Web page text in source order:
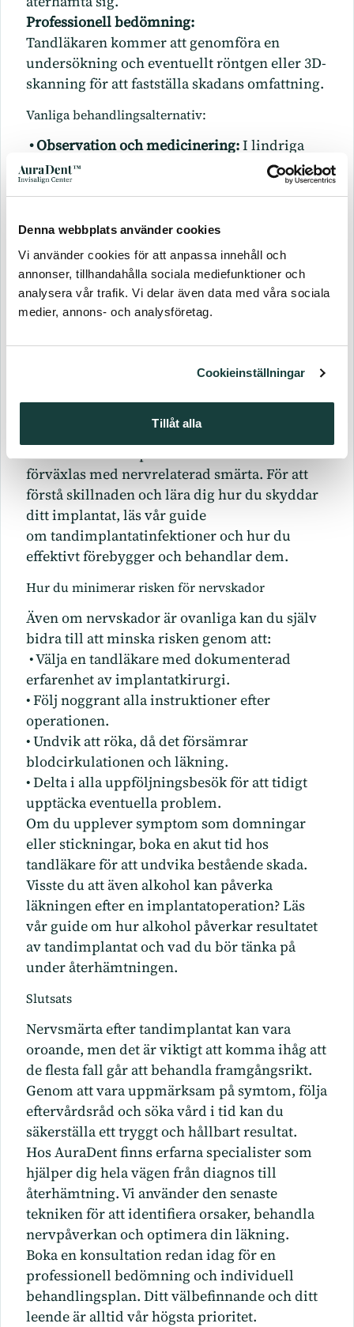
Denna webbplats använder cookies
Vi använder cookies för att anpassa innehåll och
annonser, tillhandahålla sociala mediefunktioner och
analysera vår trafik. Vi delar även data med våra sociala
medier, annons- och analysföretag.
Cookieinställningar
Tillåt alla
Professionell bedömning:
Tandläkaren kommer att genomföra en
undersökning och eventuellt röntgen eller 3D-
skanning för att fastställa skadans omfattning.
Vanliga behandlingsalternativ:
• Observation och medicinering:I lindriga
fall kan nerven läka av sig själv över tid.
Läkemedel kan ges för att minska
• Justering eller borttagning av
implantatet: Om nerven är under tryck kan
tandläkaren behöva lossa eller ta bort
implantatet för att avlasta området.
• Kirurgisk behandling:Vid mer omfattande
specialist.
Ofta sker förbättring gradvis över veckor eller
för att säkerställa bästa möjliga läkning.
förväxlas med nervrelaterad smärta. För att
förstå skillnaden och lära dig hur du skyddar
ditt implantat, läs vår guide
om tandimplantatinfektioneroch hur du
effektivt förebygger och behandlar dem.
Hur du minimerar risken för nervskador
Även om nervskador är ovanliga kan du själv
bidra till att minska risken genom att:
• Välja en tandläkare med dokumenterad
erfarenhet av implantatkirurgi.
• Följ noggrant alla instruktioner efter
operationen.
• Undvik att röka, då det försämrar
blodcirkulationen och läkning.
• Delta i alla uppföljningsbesök för att tidigt
upptäcka eventuella problem.
Om du upplever symptom som domningar
eller stickningar, boka en akut tid hos
tandläkare för att undvika bestående skada.
Visste du att även alkohol kan påverka
läkningen efter en implantatoperation? Läs
vår guide om hur alkohol påverkar resultatet
av tandimplantatoch vad du bör tänka på
under återhämtningen.
Slutsats
Nervsmärta efter tandimplantat kan vara
oroande, men det är viktigt att komma ihåg att
de flesta fall går att behandla framgångsrikt.
Genom att vara uppmärksam på symtom, följa
eftervårdsråd och söka vård i tid kan du
säkerställa ett tryggt och hållbart resultat.
HosAuraDentfinns erfarna specialister som
hjälper dig hela vägen från diagnos till
återhämtning. Vi använder den senaste
tekniken för att identifiera orsaker, behandla
nervpåverkan och optimera din läkning.
Boka en konsultation redan idag för en
professionell bedömning och individuell
behandlingsplan. Ditt välbefinnande och ditt
leende är alltid vår högsta prioritet.